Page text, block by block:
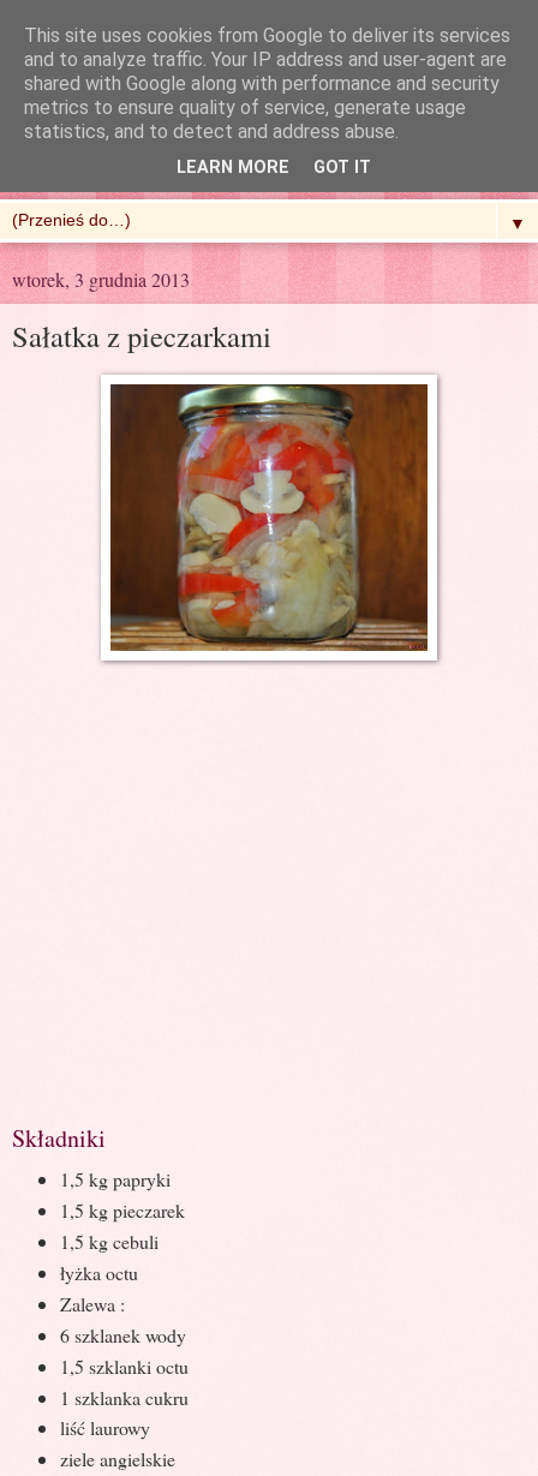
R'n'G Kitchen
▼
wtorek, 3 grudnia 2013
Sałatka z pieczarkami
Składniki
1,5 kg papryki
1,5 kg pieczarek
1,5 kg cebuli
łyżka octu
Zalewa :
6 szklanek wody
1,5 szklanki octu
1 szklanka cukru
liść laurowy
ziele angielskie
This site uses cookies from Google to deliver its services
and to analyze traffic. Your IP address and user-agent are
shared with Google along with performance and security
metrics to ensure quality of service, generate usage
statistics, and to detect and address abuse.
LEARN MORE GOT IT